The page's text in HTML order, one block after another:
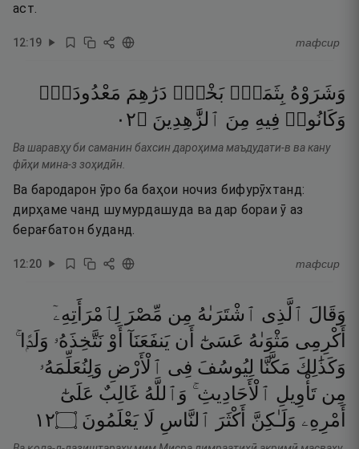
аст.
12:19 тафсир
وَشَرَوْهُ بِثَمَنٍۭ بَخْسٍۢ دَرَٰهِمَ مَعْدُودَةٍۢ
وَكَانُوا۟ فِيهِ مِنَ ٱلزَّٰهِدِينَ ۝٢٠
Ва шаравҳу би саманин бахсин дароҳима маъдудати-в ва кану
фӣҳи мина-з зоҳидӣн.
Ва бародарон ӯро ба баҳои ночиз бифурӯхтанд:
дирҳаме чанд шумурдашуда ва дар бораи ӯ аз
берағбатон буданд.
12:20 тафсир
وَقَالَ ٱلَّذِى ٱشْتَرَىٰهُ مِن مِّصْرَ لِٱمْرَأَتِهِۦٓ
أَكْرِمِى مَثْوَىٰهُ عَسَىٰٓ أَن يَنفَعَنَآ أَوْ نَتَّخِذَهُۥ وَلَدًۭا ۚ
وَكَذَٰلِكَ مَكَّنَّا لِيُوسُفَ فِى ٱلْأَرْضِ وَلِنُعَلِّمَهُۥ
مِن تَأْوِيلِ ٱلْأَحَادِيثِ ۚ وَٱللَّهُ غَالِبٌ عَلَىٰٓ
أَمْرِهِۦ وَلَـٰكِنَّ أَكْثَرَ ٱلنَّاسِ لَا يَعْلَمُونَ ۝٢١